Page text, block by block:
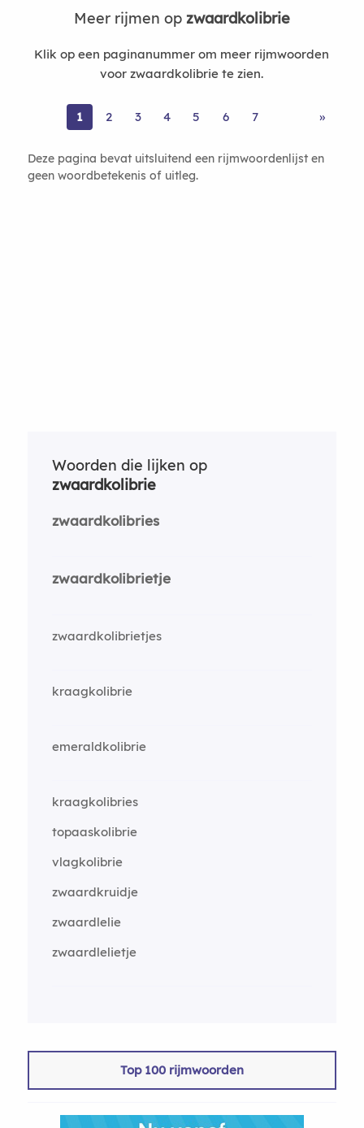
Meer rijmen op zwaardkolibrie
Klik op een paginanummer om meer rijmwoorden
voor zwaardkolibrie te zien.
1 2 3 4 5 6 7 »
Deze pagina bevat uitsluitend een rijmwoordenlijst en
geen woordbetekenis of uitleg.
Woorden die lijken op
zwaardkolibrie
zwaardkolibries
zwaardkolibrietje
zwaardkolibrietjes
kraagkolibrie
emeraldkolibrie
kraagkolibries
topaaskolibrie
vlagkolibrie
zwaardkruidje
zwaardlelie
zwaardlelietje
Top 100 rijmwoorden